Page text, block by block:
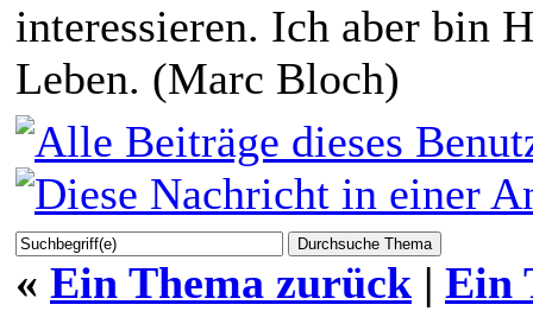
interessieren. Ich aber bin
Leben. (Marc Bloch)
« Ein Thema zurück | Ein